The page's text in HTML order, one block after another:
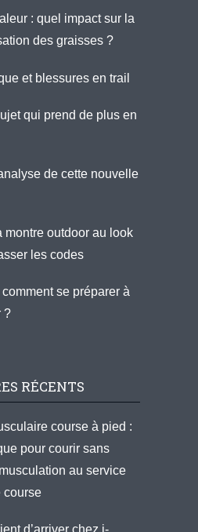
: quel impact sur la
des graisses ?
et blessures en trail
qui prend de plus en
de cette nouvelle
montre outdoor au look
les codes
se préparer à
?
RÉCENTS
course à pied :
pour courir sans
au service
course
d’arriver chez i-